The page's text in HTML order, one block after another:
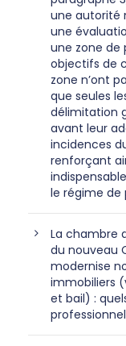
une autorité
une
une zone de
objectifs de
zone n’ont
que seules
délimitation
avant leur
incidences
renforçant
le régime de
La chambre
du nouveau
modernise
immobiliers
et bail) :